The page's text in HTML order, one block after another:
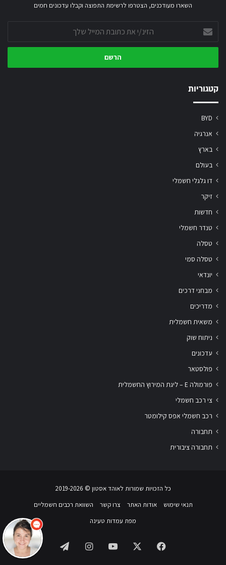
השארו מעודכנים, הצטרפו לרשימת התפוצה וקבלו עדכונים חמים
את
כתובת
שלך
קטגוריות
BYD
אנרגיה
בארץ
בעולם
דו גלגלי חשמלי
זיקר
חדשות
טנדר חשמלי
טסלה
טסלה סמי
יונדאי
מבחני דרכים
מדריכים
משאית חשמלית
ניתוח שוק
עדכונים
פולסטאר
פורמולה E – ליגת המירוץ החשמלית
צי רכב חשמלי
רכב חשמלי אפס קילומטר
תחבורה
תחבורה ציבורית
כל הזכויות שמורות לאוהד אסטון ‏© 2019-2026
תנאי שימוש
אודות האתר צרו קשר
השוואת רכבים חשמליים
מפת עמדות טעינה
Facebook
YouTube
Instagram
Telegram
צריך עזרה? התחל